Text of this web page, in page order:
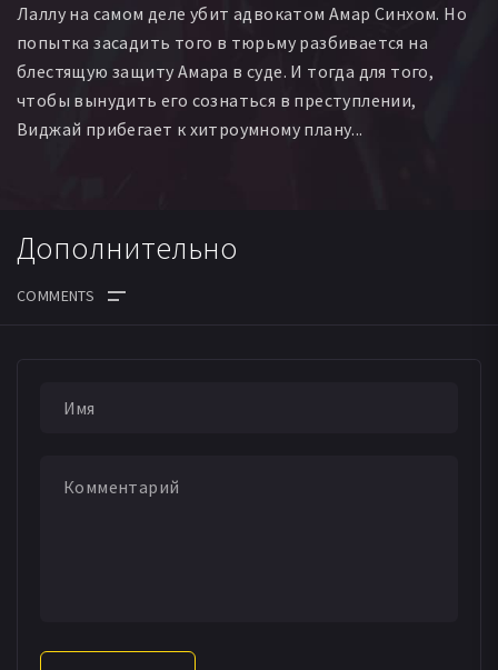
Лаллу на самом деле убит адвокатом Амар Синхом. Но
попытка засадить того в тюрьму разбивается на
блестящую защиту Амара в суде. И тогда для того,
чтобы вынудить его сознаться в преступлении,
Виджай прибегает к хитроумному плану...
Дополнительно